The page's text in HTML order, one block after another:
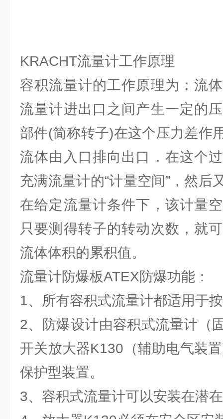
KRACHT流量计工作原理
容积流量计的工作原理为：流
流量计进出口之间产生一定的
部件(简称转子)在这个压力差作
流体由入口排向出口．在这个
充满流量计的“计量空间”，然后
在给定流量计条件下，该计量
只要测得转子的转动次数，就
流体体积的累积值。
流量计防爆板ATEX防爆功能：
1、所有容积式流量计都适用于
2、防爆设计由容积式流量计（
开关放大器K130（辅助电气装
保护型装置。
3、容积式流量计可以安装在潜